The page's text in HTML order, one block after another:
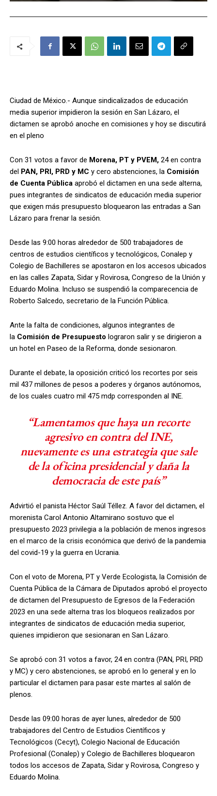
Ciudad de México.- Aunque sindicalizados de educación
media superior impidieron la sesión en San Lázaro, el
dictamen se aprobó anoche en comisiones y hoy se discutirá
en el pleno
Con 31 votos a favor de Morena, PT y PVEM, 24 en contra
del PAN, PRI, PRD y MC y cero abstenciones, la Comisión
de Cuenta Pública aprobó el dictamen en una sede alterna,
pues integrantes de sindicatos de educación media superior
que exigen más presupuesto bloquearon las entradas a San
Lázaro para frenar la sesión.
Desde las 9:00 horas alrededor de 500 trabajadores de
centros de estudios científicos y tecnológicos, Conalep y
Colegio de Bachilleres se apostaron en los accesos ubicados
en las calles Zapata, Sidar y Rovirosa, Congreso de la Unión y
Eduardo Molina. Incluso se suspendió la comparecencia de
Roberto Salcedo, secretario de la Función Pública.
Ante la falta de condiciones, algunos integrantes de
la Comisión de Presupuesto lograron salir y se dirigieron a
un hotel en Paseo de la Reforma, donde sesionaron.
Durante el debate, la oposición criticó los recortes por seis
mil 437 millones de pesos a poderes y órganos autónomos,
de los cuales cuatro mil 475 mdp corresponden al INE.
“Lamentamos que haya un recorte
agresivo en contra del INE,
nuevamente es una estrategia que sale
de la oficina presidencial y daña la
democracia de este país”
Advirtió el panista Héctor Saúl Téllez. A favor del dictamen, el
morenista Carol Antonio Altamirano sostuvo que el
presupuesto 2023 privilegia a la población de menos ingresos
en el marco de la crisis económica que derivó de la pandemia
del covid-19 y la guerra en Ucrania.
Con el voto de Morena, PT y Verde Ecologista, la Comisión de
Cuenta Pública de la Cámara de Diputados aprobó el proyecto
de dictamen del Presupuesto de Egresos de la Federación
2023 en una sede alterna tras los bloqueos realizados por
integrantes de sindicatos de educación media superior,
quienes impidieron que sesionaran en San Lázaro.
Se aprobó con 31 votos a favor, 24 en contra (PAN, PRI, PRD
y MC) y cero abstenciones, se aprobó en lo general y en lo
particular el dictamen para pasar este martes al salón de
plenos.
Desde las 09:00 horas de ayer lunes, alrededor de 500
trabajadores del Centro de Estudios Científicos y
Tecnológicos (Cecyt), Colegio Nacional de Educación
Profesional (Conalep) y Colegio de Bachilleres bloquearon
todos los accesos de Zapata, Sidar y Rovirosa, Congreso y
Eduardo Molina.